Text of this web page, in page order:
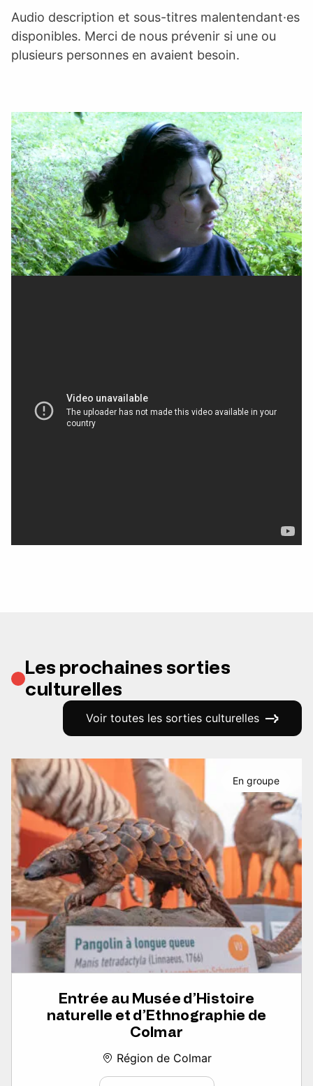
Audio description et sous-titres malentendant·es
disponibles. Merci de nous prévenir si une ou
plusieurs personnes en avaient besoin.
Les prochaines sorties
culturelles
Voir toutes les sorties culturelles
Entrée au Musée d’Histoire
naturelle et d’Ethnographie de
Colmar
Région de Colmar
En groupe